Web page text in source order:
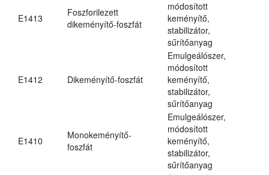
E1413
Foszforilezett
dikeményítő-foszfát
módosított
keményítő,
stabilizátor,
sűrítőanyag
E1412 Dikeményítő-foszfát
Emulgeálószer,
módosított
keményítő,
stabilizátor,
sűrítőanyag
E1410
Monokeményítő-
foszfát
Emulgeálószer,
módosított
keményítő,
stabilizátor,
sűrítőanyag